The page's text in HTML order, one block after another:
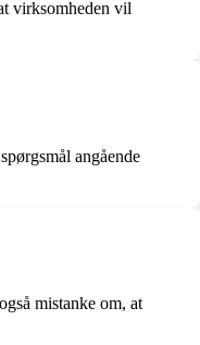
virksomheden vil
angående
mistanke om, at